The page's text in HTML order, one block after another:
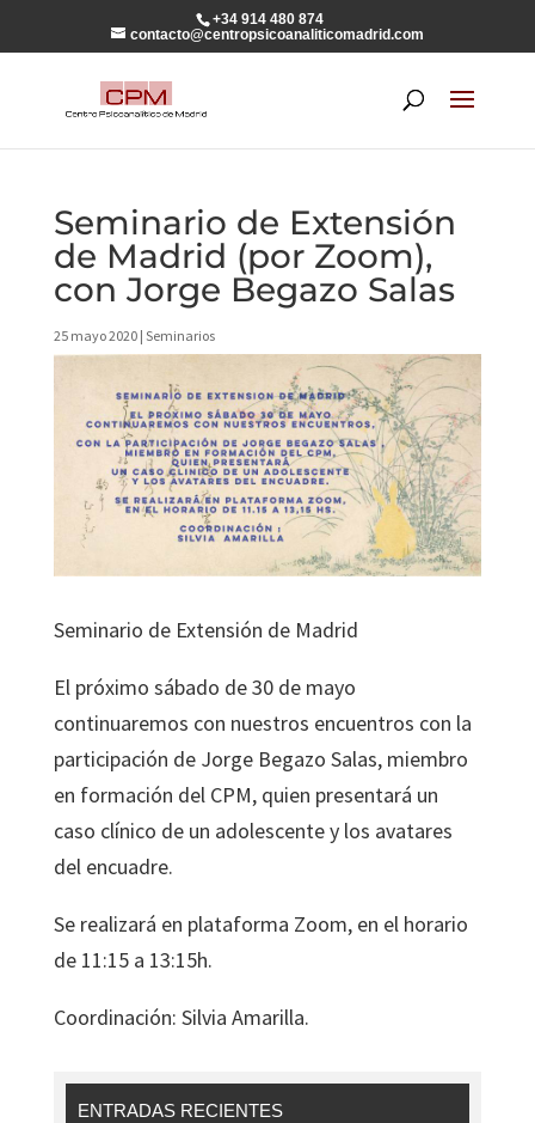
+34 914 480 874
contacto@centropsicoanaliticomadrid.com
Seminario de Extensión
de Madrid (por Zoom),
con Jorge Begazo Salas
25 mayo 2020| Seminarios
Seminario de Extensión de Madrid
El próximo sábado de 30 de mayo
continuaremos con nuestros encuentros con la
participación de Jorge Begazo Salas, miembro
en formación del CPM, quien presentará un
caso clínico de un adolescente y los avatares
del encuadre.
Se realizará en plataforma Zoom, en el horario
de 11:15 a 13:15h.
Coordinación: Silvia Amarilla.
ENTRADAS RECIENTES